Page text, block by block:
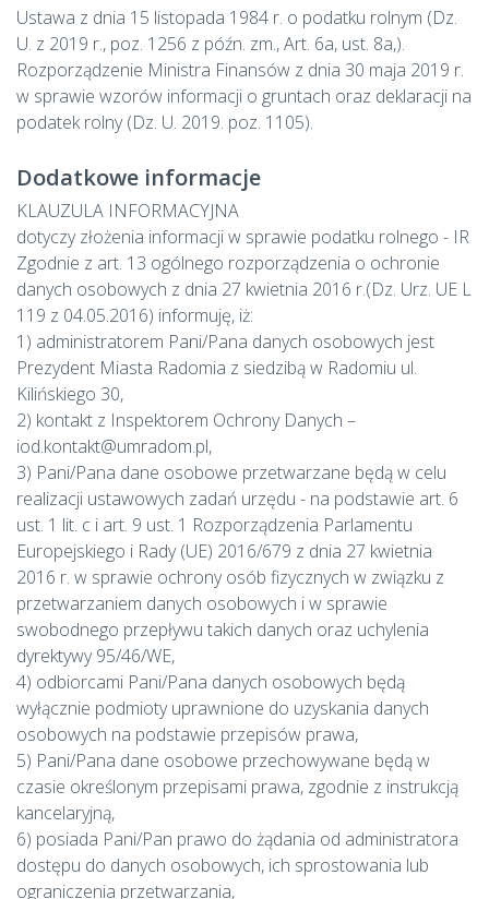
Ustawa z dnia 15 listopada 1984 r. o podatku rolnym (Dz.
U. z 2019 r., poz. 1256 z późn. zm., Art. 6a, ust. 8a,).
Rozporządzenie Ministra Finansów z dnia 30 maja 2019 r.
w sprawie wzorów informacji o gruntach oraz deklaracji na
podatek rolny (Dz. U. 2019. poz. 1105).
Dodatkowe informacje
KLAUZULA INFORMACYJNA
dotyczy złożenia informacji w sprawie podatku rolnego - IR
Zgodnie z art. 13 ogólnego rozporządzenia o ochronie
danych osobowych z dnia 27 kwietnia 2016 r.(Dz. Urz. UE L
119 z 04.05.2016) informuję, iż:
1) administratorem Pani/Pana danych osobowych jest
Prezydent Miasta Radomia z siedzibą w Radomiu ul.
Kilińskiego 30,
2) kontakt z Inspektorem Ochrony Danych –
iod.kontakt@umradom.pl,
3) Pani/Pana dane osobowe przetwarzane będą w celu
realizacji ustawowych zadań urzędu - na podstawie art. 6
ust. 1 lit. c i art. 9 ust. 1 Rozporządzenia Parlamentu
Europejskiego i Rady (UE) 2016/679 z dnia 27 kwietnia
2016 r. w sprawie ochrony osób fizycznych w związku z
przetwarzaniem danych osobowych i w sprawie
swobodnego przepływu takich danych oraz uchylenia
dyrektywy 95/46/WE,
4) odbiorcami Pani/Pana danych osobowych będą
wyłącznie podmioty uprawnione do uzyskania danych
osobowych na podstawie przepisów prawa,
5) Pani/Pana dane osobowe przechowywane będą w
czasie określonym przepisami prawa, zgodnie z instrukcją
kancelaryjną,
6) posiada Pani/Pan prawo do żądania od administratora
dostępu do danych osobowych, ich sprostowania lub
ograniczenia przetwarzania,